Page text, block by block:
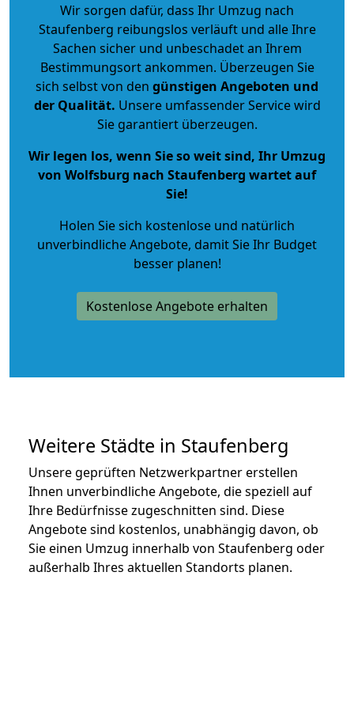
Wir sorgen dafür, dass Ihr Umzug nach
Staufenberg reibungslos verläuft und alle Ihre
Sachen sicher und unbeschadet an Ihrem
Bestimmungsort ankommen. Überzeugen Sie
sich selbst von den günstigen Angeboten und
der Qualität. Unsere umfassender Service wird
Sie garantiert überzeugen.
Wir legen los, wenn Sie so weit sind, Ihr Umzug
von Wolfsburg nach Staufenberg wartet auf
Sie!
Holen Sie sich kostenlose und natürlich
unverbindliche Angebote, damit Sie Ihr Budget
besser planen!
Kostenlose Angebote erhalten
Weitere Städte in Staufenberg
Unsere geprüften Netzwerkpartner erstellen
Ihnen unverbindliche Angebote, die speziell auf
Ihre Bedürfnisse zugeschnitten sind. Diese
Angebote sind kostenlos, unabhängig davon, ob
Sie einen Umzug innerhalb von Staufenberg oder
außerhalb Ihres aktuellen Standorts planen.